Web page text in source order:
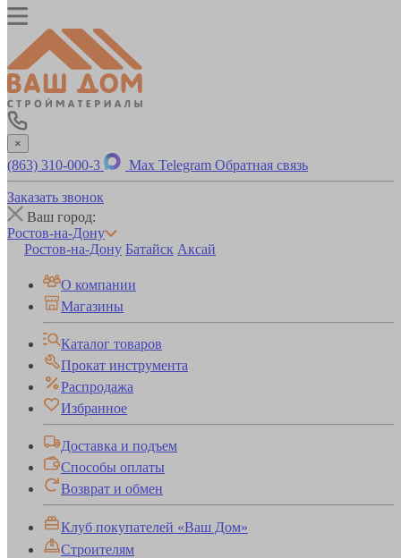
×
(863) 310-000-3 Max Telegram Обратная связь
Заказать звонок
Ваш город:
Ростов-на-Дону
Ростов-на-Дону Батайск Аксай
О компании
Магазины
Каталог товаров
Прокат инструмента
Распродажа
Избранное
Доставка и подъем
Способы оплаты
Возврат и обмен
Клуб покупателей «Ваш Дом»
Строителям